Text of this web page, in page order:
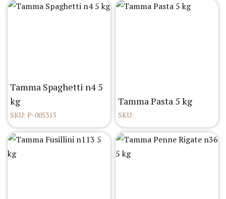
Tamma Spaghetti n4 5
kg
SKU: P-005313
Tamma Pasta 5 kg
SKU: